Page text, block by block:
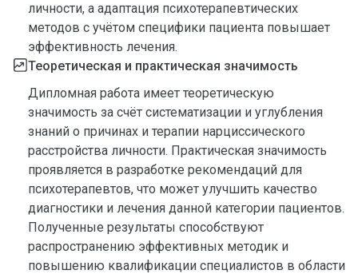
личности, а адаптация психотерапевтических
методов с учётом специфики пациента повышает
эффективность лечения.
Теоретическая и практическая значимость
Дипломная работа имеет теоретическую
значимость за счёт систематизации и углубления
знаний о причинах и терапии нарциссического
расстройства личности. Практическая значимость
проявляется в разработке рекомендаций для
психотерапевтов, что может улучшить качество
диагностики и лечения данной категории пациентов.
Полученные результаты способствуют
распространению эффективных методик и
повышению квалификации специалистов в области